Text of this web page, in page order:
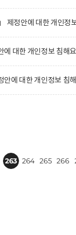
제정안에 대한 개인정
에 대한 개인정보 침해
안에 대한 개인정보 침
263 264 265 266